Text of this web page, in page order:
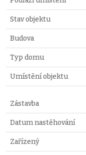
Stav objektu
Budova
Typ domu
Umístění objektu
Zástavba
Datum nastěhování
Zařízený